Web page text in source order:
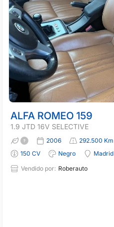
ALFA ROMEO 159
1.9 JTD 16V SELECTIVE
2006 292.500 Km
150 CV
Negro
Madrid
Vendido por: Roberauto